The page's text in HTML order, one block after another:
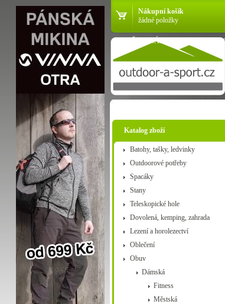
Nákupní košík
žádné položky
VŠE O NÁKUPU
Katalog zboží
Batohy, tašky, ledvinky
Outdoorové potřeby
Spacáky
Stany
Teleskopické hole
Dovolená, kemping, zahrada
Lezení a horolezectví
Oblečení
Obuv
Dámská
Fitness
Městská